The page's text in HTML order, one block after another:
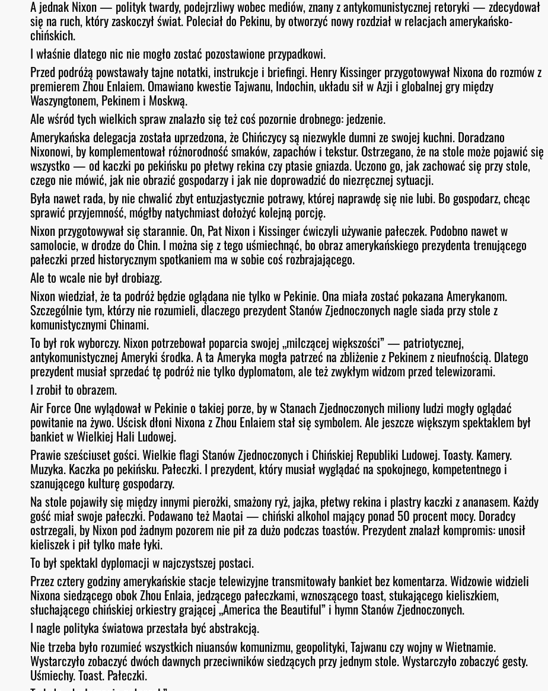
A jednak Nixon — polityk twardy, podejrzliwy wobec mediów, znany z antykomunistycznej retoryki — zdecydował
się na ruch, który zaskoczył świat. Poleciał do Pekinu, by otworzyć nowy rozdział w relacjach amerykańsko-
chińskich.
I właśnie dlatego nic nie mogło zostać pozostawione przypadkowi.
Przed podróżą powstawały tajne notatki, instrukcje i briefingi. Henry Kissinger przygotowywał Nixona do rozmów z
premierem Zhou Enlaiem. Omawiano kwestie Tajwanu, Indochin, układu sił w Azji i globalnej gry między
Waszyngtonem, Pekinem i Moskwą.
Ale wśród tych wielkich spraw znalazło się też coś pozornie drobnego: jedzenie.
Amerykańska delegacja została uprzedzona, że Chińczycy są niezwykle dumni ze swojej kuchni. Doradzano
Nixonowi, by komplementował różnorodność smaków, zapachów i tekstur. Ostrzegano, że na stole może pojawić się
wszystko — od kaczki po pekińsku po płetwy rekina czy ptasie gniazda. Uczono go, jak zachować się przy stole,
czego nie mówić, jak nie obrazić gospodarzy i jak nie doprowadzić do niezręcznej sytuacji.
Była nawet rada, by nie chwalić zbyt entuzjastycznie potrawy, której naprawdę się nie lubi. Bo gospodarz, chcąc
sprawić przyjemność, mógłby natychmiast dołożyć kolejną porcję.
Nixon przygotowywał się starannie. On, Pat Nixon i Kissinger ćwiczyli używanie pałeczek. Podobno nawet w
samolocie, w drodze do Chin. I można się z tego uśmiechnąć, bo obraz amerykańskiego prezydenta trenującego
pałeczki przed historycznym spotkaniem ma w sobie coś rozbrajającego.
Ale to wcale nie był drobiazg.
Nixon wiedział, że ta podróż będzie oglądana nie tylko w Pekinie. Ona miała zostać pokazana Amerykanom.
Szczególnie tym, którzy nie rozumieli, dlaczego prezydent Stanów Zjednoczonych nagle siada przy stole z
komunistycznymi Chinami.
To był rok wyborczy. Nixon potrzebował poparcia swojej „milczącej większości” — patriotycznej,
antykomunistycznej Ameryki środka. A ta Ameryka mogła patrzeć na zbliżenie z Pekinem z nieufnością. Dlatego
prezydent musiał sprzedać tę podróż nie tylko dyplomatom, ale też zwykłym widzom przed telewizorami.
I zrobił to obrazem.
Air Force One wylądował w Pekinie o takiej porze, by w Stanach Zjednoczonych miliony ludzi mogły oglądać
powitanie na żywo. Uścisk dłoni Nixona z Zhou Enlaiem stał się symbolem. Ale jeszcze większym spektaklem był
bankiet w Wielkiej Hali Ludowej.
Prawie sześciuset gości. Wielkie flagi Stanów Zjednoczonych i Chińskiej Republiki Ludowej. Toasty. Kamery.
Muzyka. Kaczka po pekińsku. Pałeczki. I prezydent, który musiał wyglądać na spokojnego, kompetentnego i
szanującego kulturę gospodarzy.
Na stole pojawiły się między innymi pierożki, smażony ryż, jajka, płetwy rekina i plastry kaczki z ananasem. Każdy
gość miał swoje pałeczki. Podawano też Maotai — chiński alkohol mający ponad 50 procent mocy. Doradcy
ostrzegali, by Nixon pod żadnym pozorem nie pił za dużo podczas toastów. Prezydent znalazł kompromis: unosił
kieliszek i pił tylko małe łyki.
To był spektakl dyplomacji w najczystszej postaci.
Przez cztery godziny amerykańskie stacje telewizyjne transmitowały bankiet bez komentarza. Widzowie widzieli
Nixona siedzącego obok Zhou Enlaia, jedzącego pałeczkami, wznoszącego toast, stukającego kieliszkiem,
słuchającego chińskiej orkiestry grającej „America the Beautiful” i hymn Stanów Zjednoczonych.
I nagle polityka światowa przestała być abstrakcją.
Nie trzeba było rozumieć wszystkich niuansów komunizmu, geopolityki, Tajwanu czy wojny w Wietnamie.
Wystarczyło zobaczyć dwóch dawnych przeciwników siedzących przy jednym stole. Wystarczyło zobaczyć gesty.
Uśmiechy. Toast. Pałeczki.